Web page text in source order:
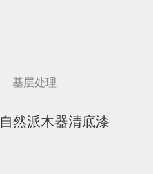
基层处理
自然派木器清底漆